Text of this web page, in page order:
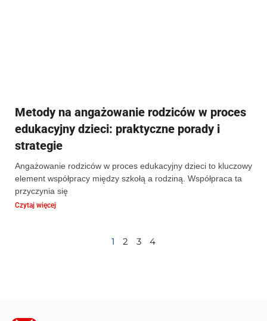
Metody na angażowanie rodziców w proces
edukacyjny dzieci: praktyczne porady i
strategie
Angażowanie rodziców w proces edukacyjny dzieci to kluczowy
element współpracy między szkołą a rodziną. Współpraca ta
przyczynia się
Czytaj więcej
1 2 3 4